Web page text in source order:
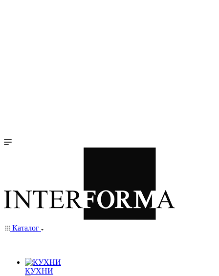
Каталог
КУХНИ